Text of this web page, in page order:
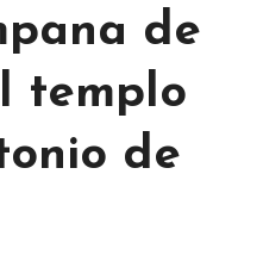
de
templo
de